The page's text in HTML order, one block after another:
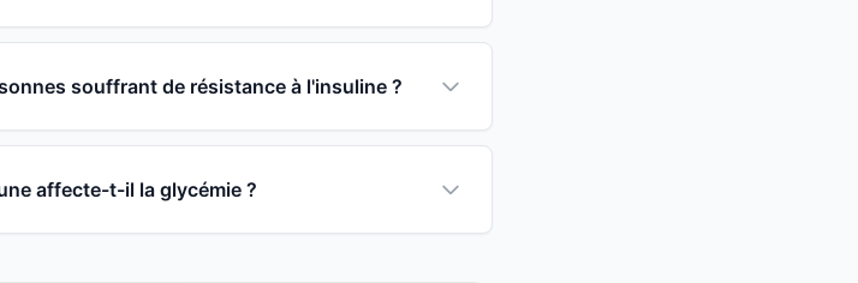
souffrant de résistance à l'insuline ?
affecte-t-il la glycémie ?